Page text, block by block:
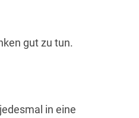
gut zu tun.
in eine